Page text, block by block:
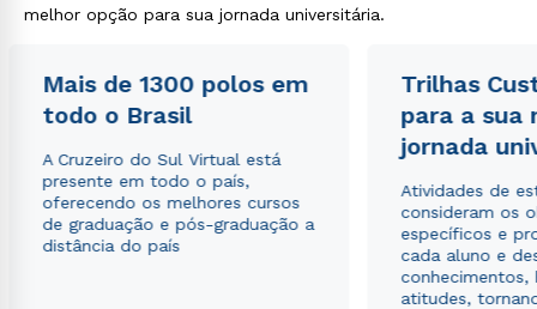
melhor opção para sua jornada universitária.
Mais de 1300 polos em
todo o Brasil
A Cruzeiro do Sul Virtual está
presente em todo o país,
oferecendo os melhores cursos
de graduação e pós-graduação a
distância do país
Trilhas
para a sua
jornada
Atividades de
consideram os
específicos e
cada aluno e
conhecimentos,
atitudes,